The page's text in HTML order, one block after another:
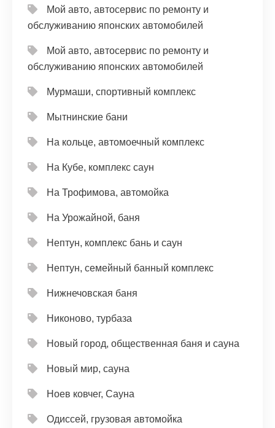
Мой авто, автосервис по ремонту и
обслуживанию японских автомобилей
Мой авто, автосервис по ремонту и
обслуживанию японских автомобилей
Мурмаши, спортивный комплекс
Мытнинские бани
На кольце, автомоечный комплекс
На Кубе, комплекс саун
На Трофимова, автомойка
На Урожайной, баня
Нептун, комплекс бань и саун
Нептун, семейный банный комплекс
Нижнечовская баня
Никоново, турбаза
Новый город, общественная баня и сауна
Новый мир, сауна
Ноев ковчег, Сауна
Одиссей, грузовая автомойка